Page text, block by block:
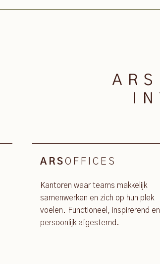
ARS OFFICES
Kantoren waar teams makkelijk
samenwerken en zich op hun plek
voelen. Functioneel, inspirerend en
persoonlijk afgestemd.